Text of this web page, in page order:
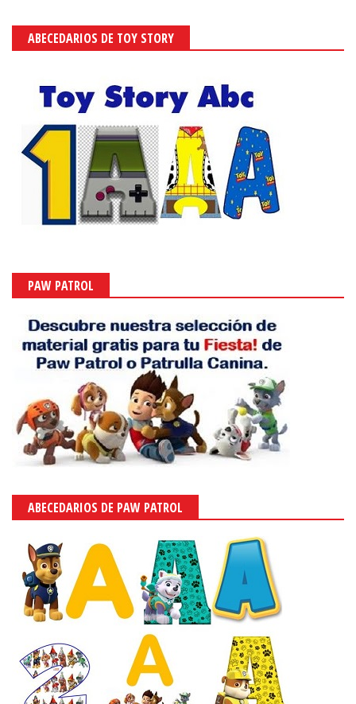
ABECEDARIOS DE TOY STORY
PAW PATROL
ABECEDARIOS DE PAW PATROL